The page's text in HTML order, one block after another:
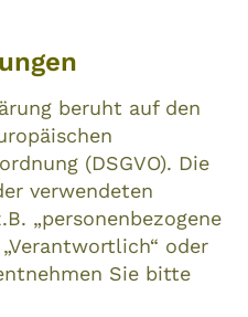
beruht auf den
(DSGVO). Die
verwendeten
„personenbezogene
„Verantwortlich“ oder
Sie bitte